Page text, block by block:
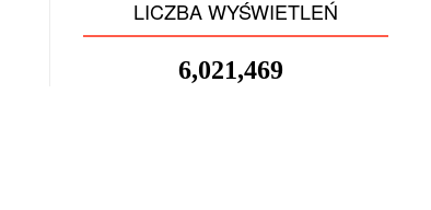
LICZBA WYŚWIETLEŃ
6,021,469